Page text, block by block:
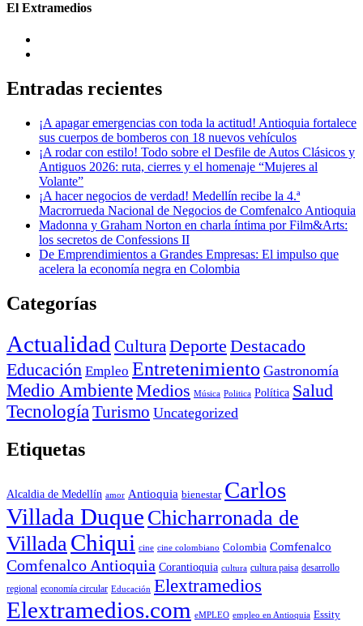
El Extramedios
Entradas recientes
¡A apagar emergencias con toda la actitud! Antioquia fortalece
sus cuerpos de bomberos con 18 nuevos vehículos
¡A rodar con estilo! Todo sobre el Desfile de Autos Clásicos y
Antiguos 2026: ruta, cierres y el homenaje “Mujeres al
Volante”
¡A hacer negocios de verdad! Medellín recibe la 4.ª
Macrorrueda Nacional de Negocios de Comfenalco Antioquia
Madonna y Graham Norton en charla íntima por Film&Arts:
los secretos de Confessions II
De Emprendimientos a Grandes Empresas: El impulso que
acelera la economía negra en Colombia
Categorías
Actualidad CulturaDeporte Destacado
Educación Empleo Entretenimiento Gastronomía
Medio AmbienteMedios Música Politica Política Salud
Tecnología Turismo Uncategorized
Etiquetas
Alcaldia de Medellín amor Antioquia bienestar Carlos
Villada Duque Chicharronada de
Villada Chiqui cine cine colombiano Colombia Comfenalco
Comfenalco Antioquia Corantioquia cultura cultura paisa desarrollo
regional economía circular Educación Elextramedios
Elextramedios.com eMPLEO empleo en Antioquia Essity